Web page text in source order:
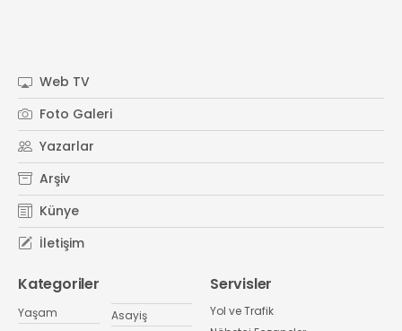
Web TV
Foto Galeri
Yazarlar
Arşiv
Künye
İletişim
Kategoriler
Yaşam
Asayiş
Servisler
Yol ve Trafik